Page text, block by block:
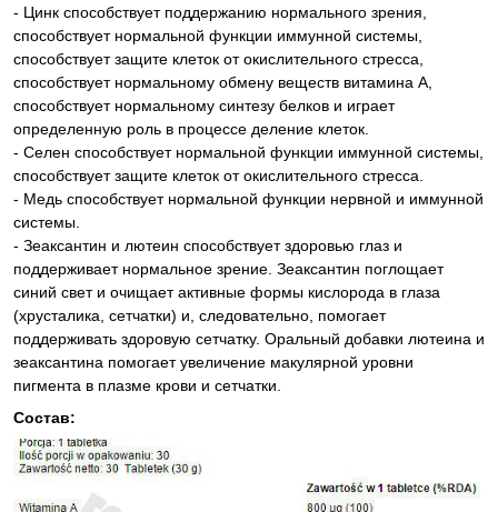
- Цинк способствует поддержанию нормального зрения,
способствует нормальной функции иммунной системы,
способствует защите клеток от окислительного стресса,
способствует нормальному обмену веществ витамина А,
способствует нормальному синтезу белков и играет
определенную роль в процессе деление клеток.
- Селен способствует нормальной функции иммунной системы,
способствует защите клеток от окислительного стресса.
- Медь способствует нормальной функции нервной и иммунной
системы.
- Зеаксантин и лютеин способствует здоровью глаз и
поддерживает нормальное зрение. Зеаксантин поглощает
синий свет и очищает активные формы кислорода в глаза
(хрусталика, сетчатки) и, следовательно, помогает
поддерживать здоровую сетчатку. Оральный добавки лютеина и
зеаксантина помогает увеличение макулярной уровни
пигмента в плазме крови и сетчатки.
Состав: